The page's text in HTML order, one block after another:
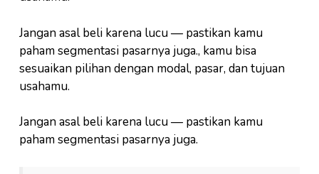
Jangan asal beli karena lucu — pastikan kamu
paham segmentasi pasarnya juga., kamu bisa
sesuaikan pilihan dengan modal, pasar, dan tujuan
usahamu.
Jangan asal beli karena lucu — pastikan kamu
paham segmentasi pasarnya juga.